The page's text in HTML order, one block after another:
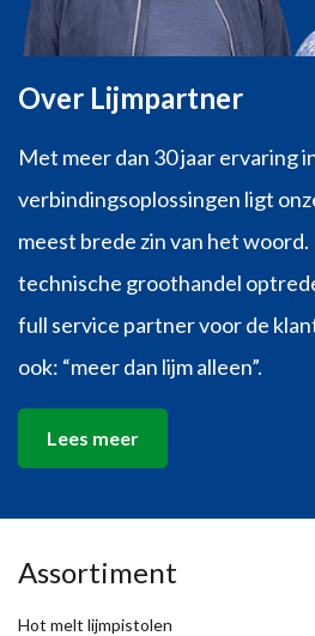
Over Lijmpartner
Met meer dan 30 jaar ervaring
verbindingsoplossingen ligt
meest brede zin van het
technische groothandel
full service partner voor de
ook: “meer dan lijm alleen”.
Lees meer
Assortiment
Hot melt lijmpistolen